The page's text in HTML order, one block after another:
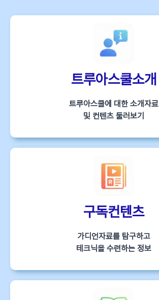
트루아스쿨소개
트루아스쿨에 대한 소개자료
및 컨텐츠 둘러보기
구독컨텐츠
가디언자료를 탐구하고
테크닉을 수련하는 정보